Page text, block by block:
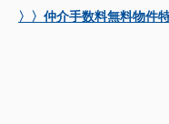
〉〉仲介手数料無料物件